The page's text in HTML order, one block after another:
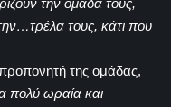
την ομάδα τους,
τους, κάτι που
προπονητή της ομάδας,
πολύ ωραία και